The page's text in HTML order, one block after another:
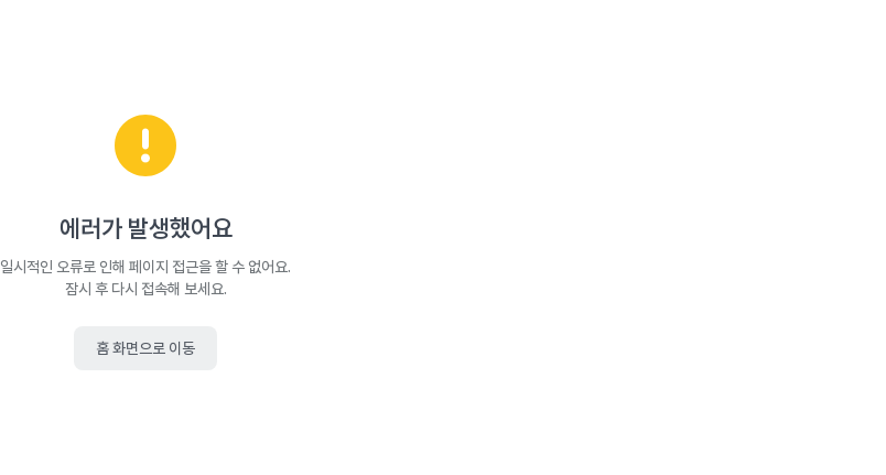
에러가 발생했어요
일시적인 오류로 인해 페이지 접근을 할 수 없어요.
잠시 후 다시 접속해 보세요.
홈 화면으로 이동